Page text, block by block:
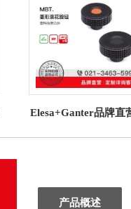
Elesa+Ganter品牌直
钮高科技聚合体(4)
产品概述